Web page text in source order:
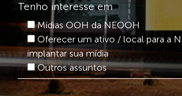
Tenho interesse em
Mídias OOH da NEOOH
Oferecer um ativo / local para a
implantar sua mídia
Outros assuntos